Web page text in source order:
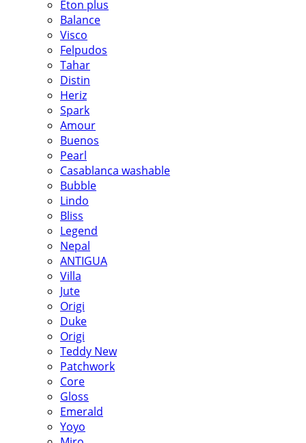
Eton plus
Balance
Visco
Felpudos
Tahar
Distin
Heriz
Spark
Amour
Buenos
Pearl
Casablanca washable
Bubble
Lindo
Bliss
Legend
Nepal
ANTIGUA
Villa
Jute
Origi
Duke
Origi
Teddy New
Patchwork
Core
Gloss
Emerald
Yoyo